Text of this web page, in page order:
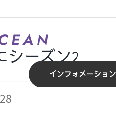
インフォメーション
シーズン2